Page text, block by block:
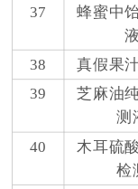
37
蜂蜜中
液
38 真假果
39 芝麻油
测
40 木耳硫
检